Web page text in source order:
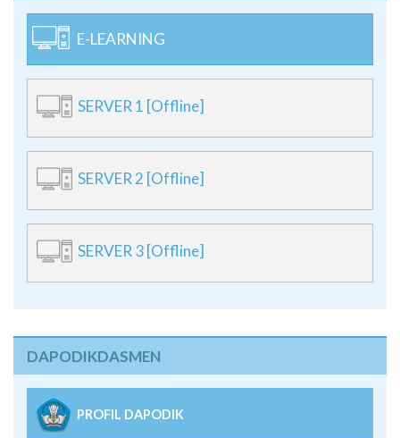
E-LEARNING
SERVER 1 [Offline]
SERVER 2 [Offline]
SERVER 3 [Offline]
DAPODIKDASMEN
PROFIL DAPODIK